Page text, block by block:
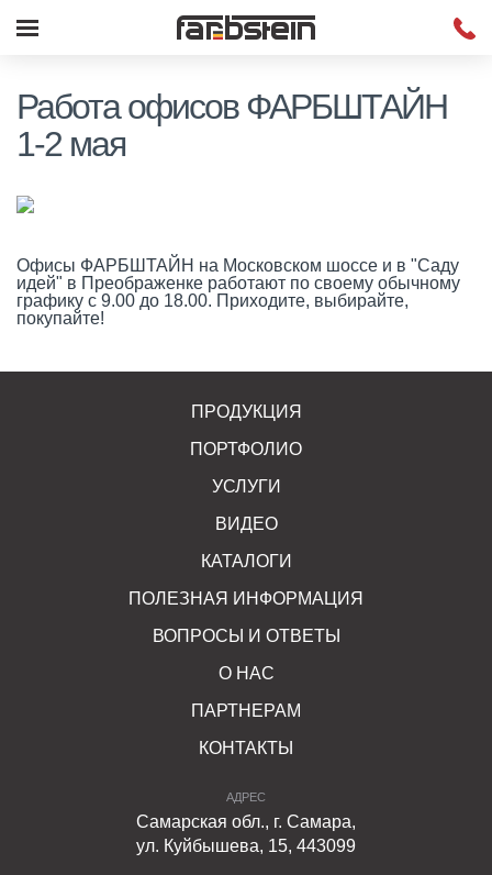
Работа офисов ФАРБШТАЙН
1-2 мая
Офисы ФАРБШТАЙН на Московском шоссе и в "Саду
идей" в Преображенке работают по своему обычному
графику с 9.00 до 18.00. Приходите, выбирайте,
покупайте!
ПРОДУКЦИЯ
ПОРТФОЛИО
УСЛУГИ
ВИДЕО
КАТАЛОГИ
ПОЛЕЗНАЯ ИНФОРМАЦИЯ
ВОПРОСЫ И ОТВЕТЫ
О НАС
ПАРТНЕРАМ
КОНТАКТЫ
АДРЕС
Самарская обл., г. Самара,
ул. Куйбышева, 15, 443099